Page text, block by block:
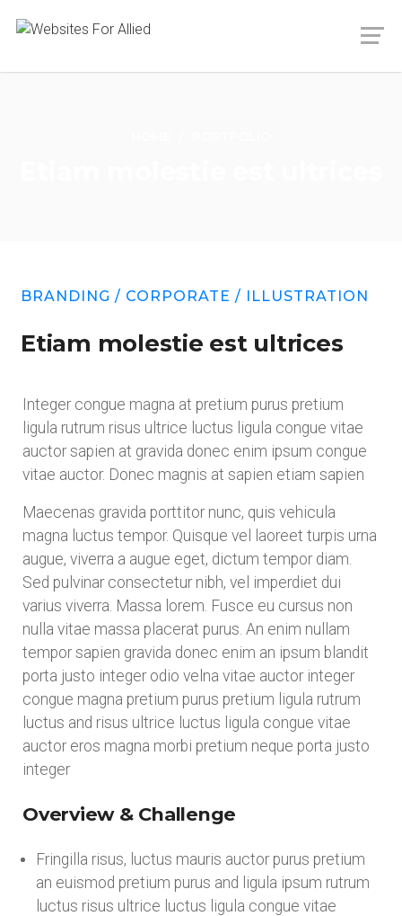
BRANDING / CORPORATE / ILLUSTRATION
Etiam molestie est ultrices
Integer congue magna at pretium purus pretium
ligula rutrum risus ultrice luctus ligula congue vitae
auctor sapien at gravida donec enim ipsum congue
vitae auctor. Donec magnis at sapien etiam sapien
Maecenas gravida porttitor nunc, quis vehicula
magna luctus tempor. Quisque vel laoreet turpis urna
augue, viverra a augue eget, dictum tempor diam.
Sed pulvinar consectetur nibh, vel imperdiet dui
varius viverra. Massa lorem. Fusce eu cursus non
nulla vitae massa placerat purus. An enim nullam
tempor sapien gravida donec enim an ipsum blandit
porta justo integer odio velna vitae auctor integer
congue magna pretium purus pretium ligula rutrum
luctus and risus ultrice luctus ligula congue vitae
auctor eros magna morbi pretium neque porta justo
integer
Overview & Challenge
Fringilla risus, luctus mauris auctor purus pretium
an euismod pretium purus and ligula ipsum rutrum
luctus risus ultrice luctus ligula congue vitae